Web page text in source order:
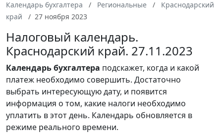
Календарь бухгалтера
Региональные
Краснодарский
край
27 ноября 2023
Налоговый календарь.
Краснодарский край. 27.11.2023
Календарьбухгалтера подскажет, когда и какой
платеж необходимо совершить. Достаточно
выбрать интересующую дату, и появится
информация о том, какие налоги необходимо
уплатить в этот день. Календарь обновляется в
режиме реального времени.